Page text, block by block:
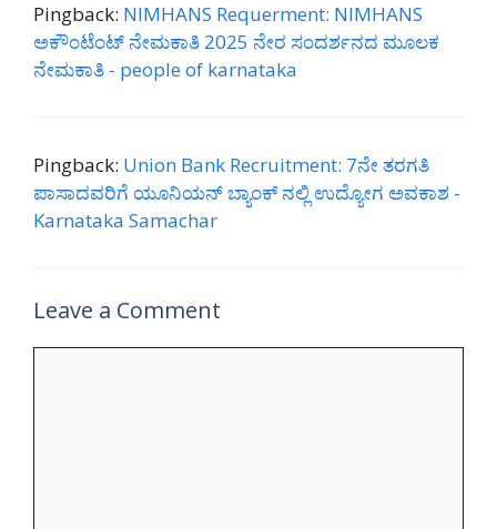
Pingback: NIMHANS Requerment: NIMHANS
ಅಕೌಂಟೆಂಟ್ ನೇಮಕಾತಿ 2025 ನೇರ ಸಂದರ್ಶನದ ಮೂಲಕ
ನೇಮಕಾತಿ - people of karnataka
Pingback: Union Bank Recruitment: 7ನೇ ತರಗತಿ
ಪಾಸಾದವರಿಗೆ ಯೂನಿಯನ್ ಬ್ಯಾಂಕ್ ನಲ್ಲಿ ಉದ್ಯೋಗ ಅವಕಾಶ -
Karnataka Samachar
Leave a Comment